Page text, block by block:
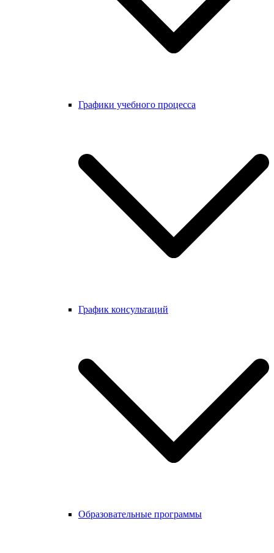
Графики учебного процесса
График консультаций
Образовательные программы